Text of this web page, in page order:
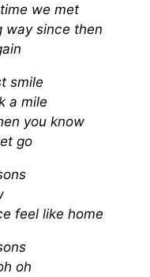
we met
way since then
smile
a mile
you know
go
feel like home
oh